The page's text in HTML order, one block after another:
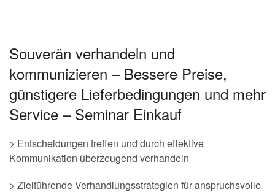
Souverän verhandeln und
kommunizieren – Bessere Preise,
günstigere Lieferbedingungen und mehr
Service – Seminar Einkauf
> Entscheidungen treffen und durch effektive
Kommunikation überzeugend verhandeln
> Zielführende Verhandlungsstrategien für anspruchsvolle